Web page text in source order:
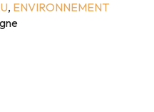
, ENVIRONNEMENT